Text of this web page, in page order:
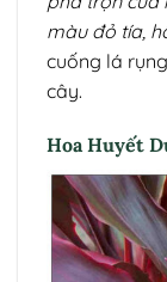
màu đỏ tía,
cuống lá
cây.
Hoa Huyết